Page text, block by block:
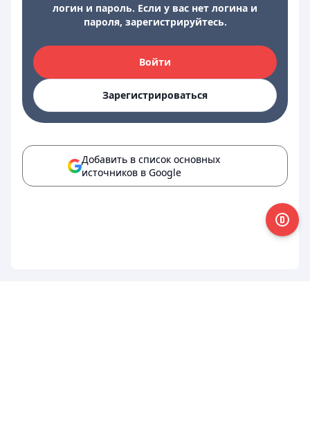
логин и пароль. Если у вас нет логина и
пароля, зарегистрируйтесь.
Войти
Зарегистрироваться
Добавить в список основных
источников в Google